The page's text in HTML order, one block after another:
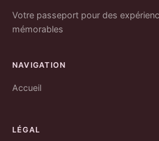
Votre passeport pour des
mémorables
NAVIGATION
Accueil
LÉGAL